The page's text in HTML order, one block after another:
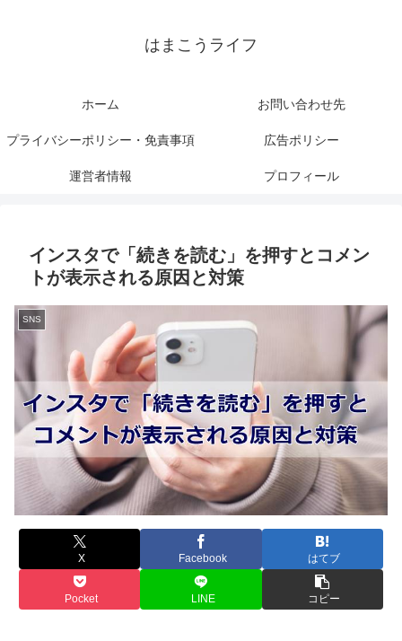
はまこうライフ
ホーム お問い合わせ先
プライバシーポリシー・免責事項 広告ポリシー
運営者情報 プロフィール
インスタで「続きを読む」を押すとコメン
トが表示される原因と対策
SNS
X Facebook はてブ
Pocket LINE コピー